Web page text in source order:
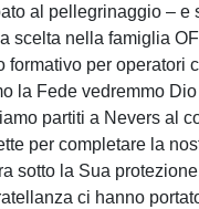
al pellegrinaggio – e
scelta nella famiglia
formativo per operatori
la Fede vedremmo
partiti a Nevers al
per completare la
sotto la Sua
ci hanno